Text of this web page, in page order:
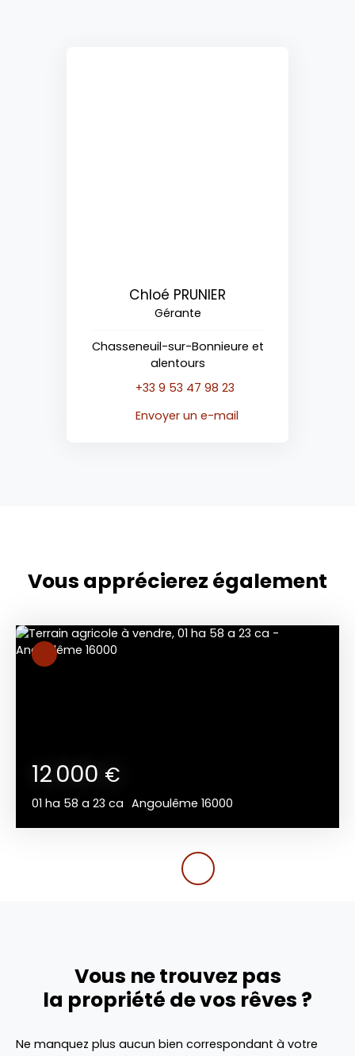
Chloé PRUNIER
Gérante
Chasseneuil-sur-Bonnieure et
alentours
+33 9 53 47 98 23
Envoyer un e-mail
Vous apprécierez également
12 000 €
01 ha 58 a 23 ca Angoulême 16000
Vous ne trouvez pas
la propriété de vos rêves ?
Ne manquez plus aucun bien correspondant à votre